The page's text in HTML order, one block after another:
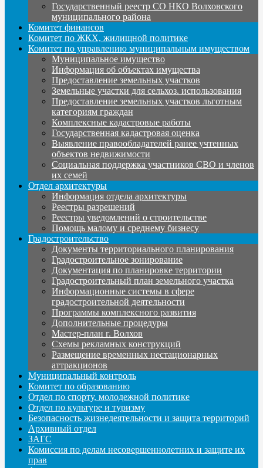
Государственный реестр СО НКО Волховского
муниципального района
Комитет финансов
Комитет по ЖКХ, жилищной политике
Комитет по управлению муниципальным имуществом
Муниципальное имущество
Информация об объектах имущества
Предоставление земельных участков
Земельные участки для сельхоз. использования
Предоставление земельных участков льготным
категориям граждан
Комплексные кадастровые работы
Государственная кадастровая оценка
Выявление правообладателей ранее учтенных
объектов недвижимости
Социальная поддержка участников СВО и членов
их семей
Отдел архитектуры
Информация отдела архитектуры
Реестры разрешений
Реестры уведомлений о строительстве
Помощь малому и среднему бизнесу
Градостроительство
Документы территориального планирования
Градостроительное зонирование
Документация по планировке территории
Градостроительный план земельного участка
Информационные системы в сфере
градостроительной деятельности
Программы комплексного развития
Дополнительные процедуры
Мастер-план г. Волхов
Схемы рекламных конструкций
Размещение временных нестационарных
аттракционов
Муниципальный контроль
Комитет по образованию
Отдел по спорту, молодежной политике
Отдел по культуре и туризму
Безопасность жизнедеятельности и защита территорий
Архивный отдел
ЗАГС
Комиссия по делам несовершеннолетних и защите их
прав